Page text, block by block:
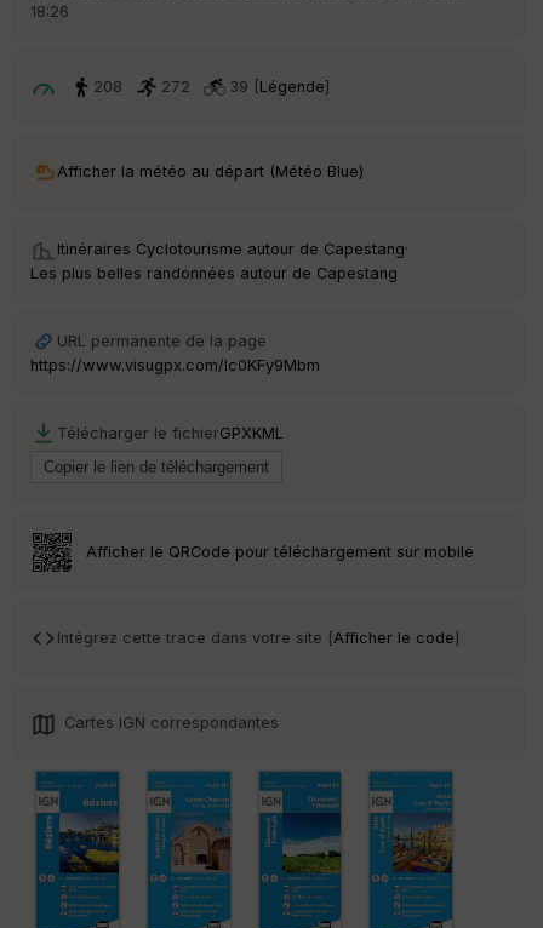
18:26
208 272 39 [Légende]
Afficher la météo au départ (Météo Blue)
Itinéraires Cyclotourisme autour de Capestang·
Les plus belles randonnées autour de Capestang
URL permanente de la page
https://www.visugpx.com/lc0KFy9Mbm
Télécharger le fichierGPXKML
Afficher le QRCode pour téléchargement sur mobile
Intégrez cette trace dans votre site [Afficher le code]
Cartes IGN correspondantes